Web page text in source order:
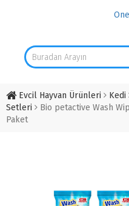
Evcil Hayvan Ürünleri Kedi
Setleri
Bio petactive Wash
Paket